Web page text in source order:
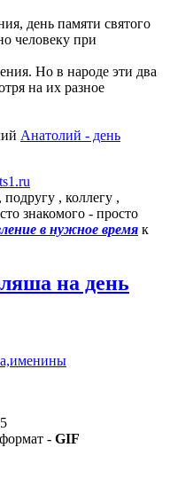
день памяти святого
человеку при
Но в народе эти два
на их разное
Анатолий - день
, коллегу ,
знакомого - просто
в нужное время к
на день
формат - GIF